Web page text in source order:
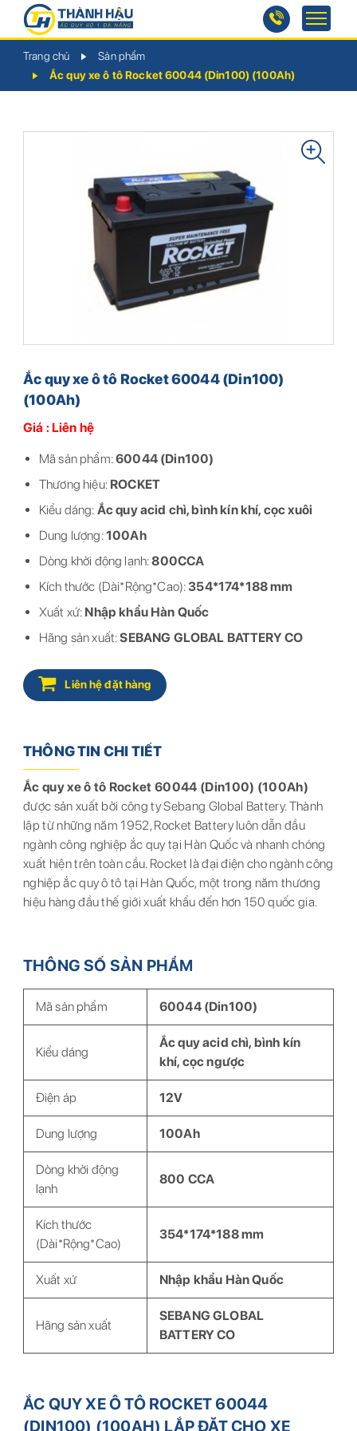
Trang chủ
Sản phẩm
Ắc quy xe ô tô Rocket 60044 (Din100) (100Ah)
Ắc quy xe ô tô Rocket 60044 (Din100)
(100Ah)
Giá : Liên hệ
Mã sản phẩm:60044 (Din100)
Thương hiệu: ROCKET
Kiểu dáng: Ắc quy acid chì, bình kín khí, cọc xuôi
Dung lượng:100Ah
Dòng khởi động lạnh:800CCA
Kích thước (Dài*Rộng*Cao):354*174*188 mm
Xuất xứ: Nhập khẩu Hàn Quốc
Hãng sản xuất:SEBANG GLOBAL BATTERY CO
Liên hệ đặt hàng
THÔNG TIN CHI TIẾT
Ắc quy xe ô tô Rocket 60044 (Din100) (100Ah)
được sản xuất bởi công ty Sebang Global Battery. Thành
lập từ những năm 1952, Rocket Battery luôn dẫn đầu
ngành công nghiệp ắc quy tại Hàn Quốc và nhanh chóng
xuất hiện trên toàn cầu. Rocket là đại điện cho ngành công
nghiệp ắc quy ô tô tại Hàn Quốc, một trong năm thương
hiệu hàng đầu thế giới xuất khẩu đến hơn 150 quốc gia.
THÔNG SỐ SẢN PHẨM
Mã sản phẩm 60044 (Din100)
Kiểu dáng
Ắc quy acid chì, bình kín
khí, cọc ngược
Điện áp 12V
Dung lượng 100Ah
Dòng khởi động
lạnh
800 CCA
Kích thước
(Dài*Rộng*Cao)
354*174*188 mm
Xuất xứ Nhập khẩu Hàn Quốc
Hãng sản xuất
SEBANG GLOBAL
BATTERY CO
ẮC QUY XE Ô TÔ ROCKET 60044
(DIN100) (100AH) LẮP ĐẶT CHO XE